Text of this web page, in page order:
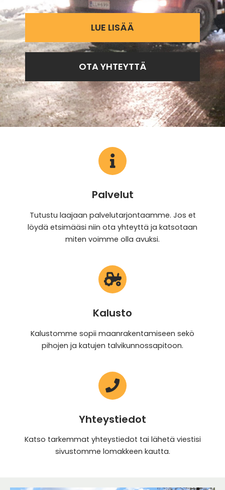
LUE LISÄÄ
OTA YHTEYTTÄ
Palvelut
Tutustu laajaan palvelutarjontaamme. Jos et
löydä etsimääsi niin ota yhteyttä ja katsotaan
miten voimme olla avuksi.
Kalusto
Kalustomme sopii maanrakentamiseen sekö
pihojen ja katujen talvikunnossapitoon.
Yhteystiedot
Katso tarkemmat yhteystiedot tai lähetä viestisi
sivustomme lomakkeen kautta.